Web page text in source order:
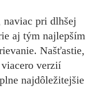
naviac pri dlhšej
aj tým najlepším
Našťastie,
verzií
najdôležitejšie